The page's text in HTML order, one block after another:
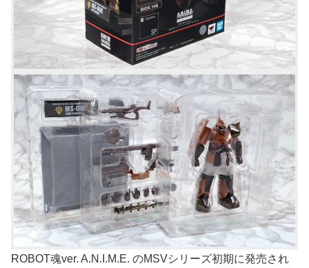
ROBOT魂ver. A.N.I.M.E. のMSVシリーズ初期に発売され